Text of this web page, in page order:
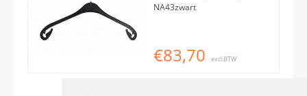
NA43zwart
€83,70 excl.BTW